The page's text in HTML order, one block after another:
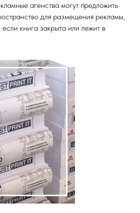
агенства могут предложить
для размещения рекламы,
книга закрыта или лежит в